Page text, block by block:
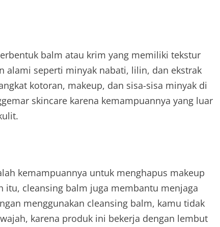
balm atau krim yang memiliki tekstur
alami seperti minyak nabati, lilin, dan ekstrak
kotoran, makeup, dan sisa-sisa minyak di
skincare karena kemampuannya yang luar
kemampuannya untuk menghapus makeup
itu, cleansing balm juga membantu menjaga
menggunakan cleansing balm, kamu tidak
karena produk ini bekerja dengan lembut